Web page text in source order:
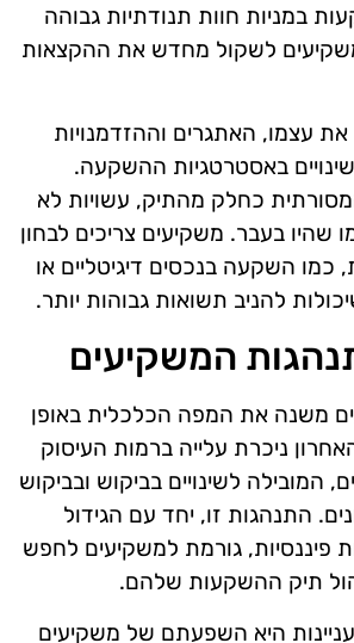
במניות חוות תנודתיות גבוהה
לשקול מחדש את ההקצאות
עצמו, האתגרים וההזדמנויות
באסטרטגיות ההשקעה.
כחלק מהתיק, עשויות לא
שהיו בעבר. משקיעים צריכים לבחון
כמו השקעה בנכסים דיגיטליים או
להניב תשואות גבוהות יותר.
המשקיעים
משנה את המפה הכלכלית באופן
ניכרת עלייה ברמות העיסוק
המובילה לשינויים בביקוש ובביקוש
התנהגות זו, יחד עם הגידול
פיננסיות, גורמת למשקיעים לחפש
תיק ההשקעות שלהם.
היא השפעתם של משקיעים